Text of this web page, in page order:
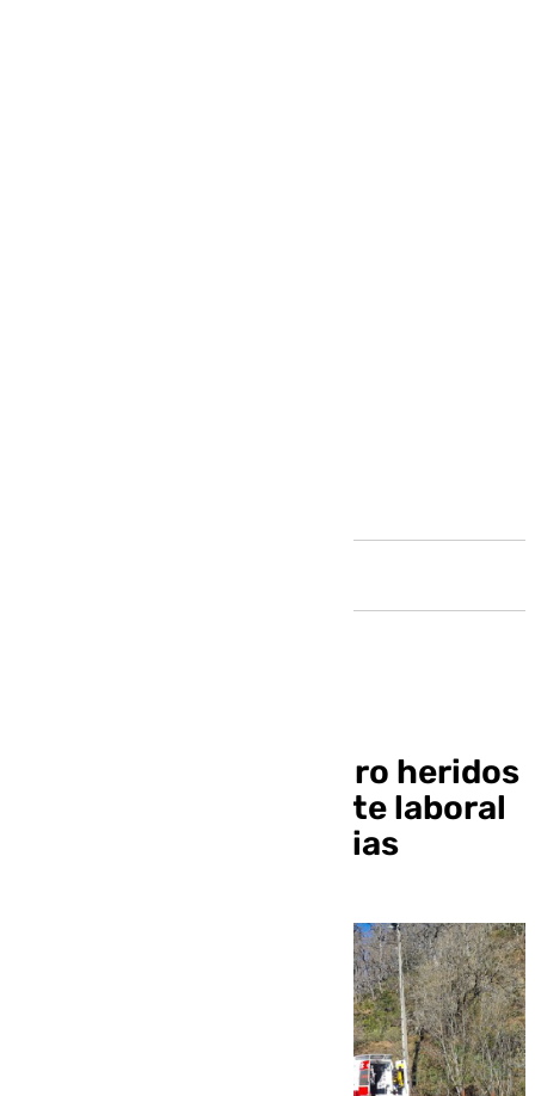
Cinco muertos y cuatro heridos
graves en un accidente laboral
en una mina de Asturias